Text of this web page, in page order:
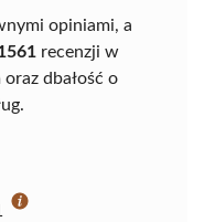
opiniami, a
recenzji w
dbałość o